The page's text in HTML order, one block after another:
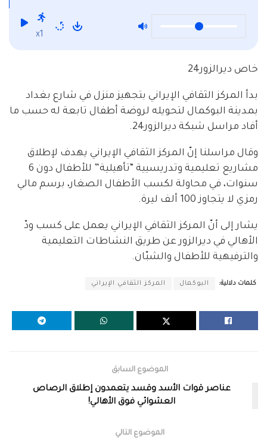
x1
خاص ديرالزور24
بدأ المركز الثقافي الإيراني بتجهيز منزل في شارع بغداد
بمدينة البوكمال لتحويله لروضة أطفال تابعة له حسب ما
أفاد مراسل شبكة ديرالزور24.
وقال مراسلنا إنّ المركز الثقافي الإيراني يهدف لإطلاق
مشاريع تعليمية وتدريسيية “تأهيلية” للأطفال دون 6
سنوات، في محاولة لكسب الأطفال الصغار، برسم مالي
رمزي لا يتجاوز 100 ألف ليرة.
يشار إلى أنّ المركز الثقافي الإيراني يعمل على كسب ودّ
الأهالي في ديرالزور عن طريق النشاطات التعليمية
والترفيهية للأطفال والشبّان.
كلمات دلالية: البوكمال المركز الثقافي الإيراني
الموضوع السابق
عناصر قوات الأسد وقسد يتعمدون إطلاق الرصاص
العشوائي فوق الأهالي!
الموضوع التالي